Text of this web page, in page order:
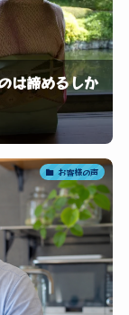
は諦めるしか
お客様の声